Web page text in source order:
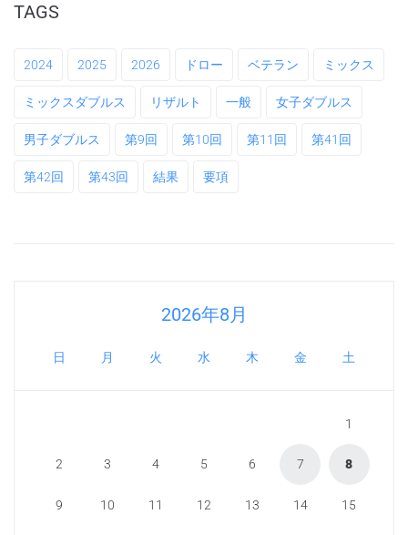
TAGS
2024 2025 2026 ドロー ベテラン ミックス
ミックスダブルス リザルト 一般 女子ダブルス
男子ダブルス 第9回 第10回 第11回 第41回
第42回 第43回 結果 要項
2026年8月
日 月 火 水 木 金 土
1
2 3 4 5 6 7 8
9 10 11 12 13 14 15